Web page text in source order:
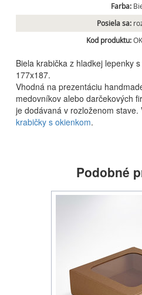
Farba:
Posiela sa:
Kod produktu:
Biela krabička z hladkej lepenky
177x187.
Vhodná na prezentáciu
medovníkov alebo darčekových
je dodávaná v rozloženom
krabičky s okienkom.
Podobné